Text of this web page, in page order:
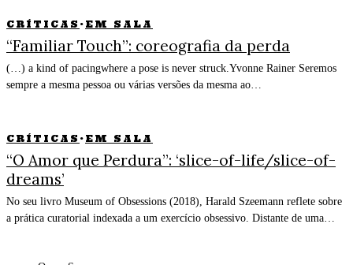
CRÍTICAS · EM SALA
“Familiar Touch”: coreografia da perda
(…) a kind of pacingwhere a pose is never struck.Yvonne Rainer Seremos
sempre a mesma pessoa ou várias versões da mesma ao…
CRÍTICAS · EM SALA
“O Amor que Perdura”: ‘slice-of-life/slice-of-
dreams’
No seu livro Museum of Obsessions (2018), Harald Szeemann reflete sobre
a prática curatorial indexada a um exercício obsessivo. Distante de uma…